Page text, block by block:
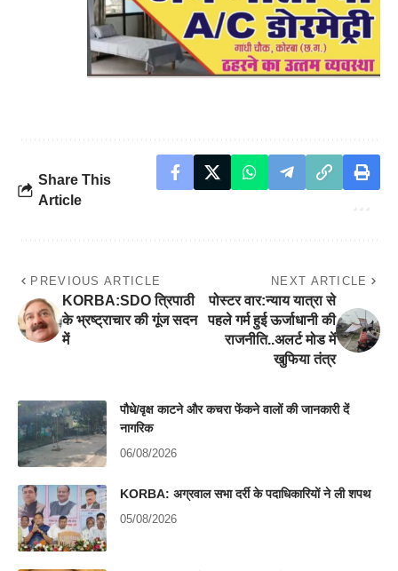
Share This
Article
PREVIOUS ARTICLE
KORBA:SDO त्रिपाठी
के भ्रष्ट्राचार की गूंज सदन
में
NEXT ARTICLE
पोस्टर वार:न्याय यात्रा से
पहले गर्म हुई ऊर्जाधानी की
राजनीति..अलर्ट मोड में
खुफिया तंत्र
पौधे/वृक्ष काटने और कचरा फेंकने वालों की जानकारी दें
नागरिक
06/08/2026
KORBA: अग्रवाल सभा दर्री के पदाधिकारियों ने ली शपथ
05/08/2026